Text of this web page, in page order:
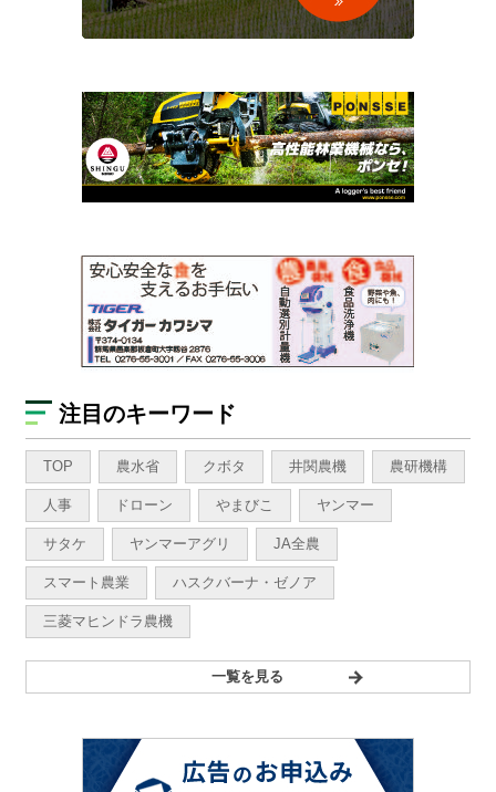
注目のキーワード
TOP 農水省 クボタ 井関農機 農研機構
人事 ドローン やまびこ ヤンマー
サタケ ヤンマーアグリ JA全農
スマート農業 ハスクバーナ・ゼノア
三菱マヒンドラ農機
一覧を見る